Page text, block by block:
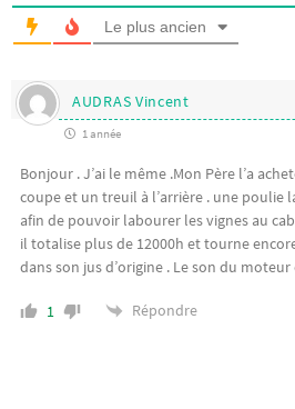
Le plus ancien
AUDRAS Vincent
1 année
Bonjour . J’ai le même .Mon Père l’a
coupe et un treuil à l’arrière . une poulie
afin de pouvoir labourer les vignes au
il totalise plus de 12000h et tourne
dans son jus d’origine . Le son du
1 Répondre